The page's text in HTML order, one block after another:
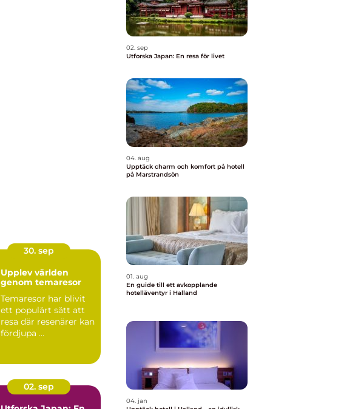
30. sep
Upplev världen
genom temaresor
Temaresor har blivit
ett populärt sätt att
resa där resenärer kan
fördjupa ...
02. sep
02. sep
Utforska Japan: En resa för livet
04. aug
Upptäck charm och komfort på hotell
på Marstrandsön
01. aug
En guide till ett avkopplande
hotelläventyr i Halland
04. jan